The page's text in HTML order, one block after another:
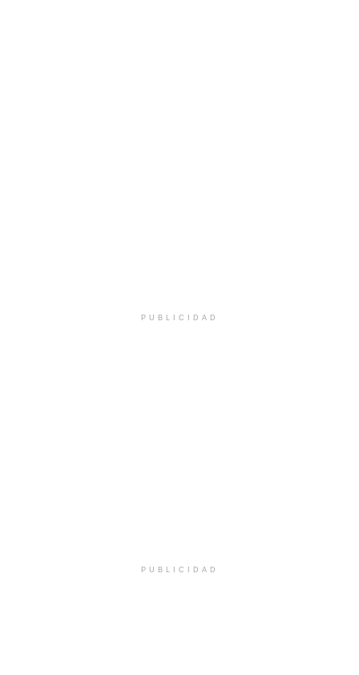
PUBLICIDAD
PUBLICIDAD